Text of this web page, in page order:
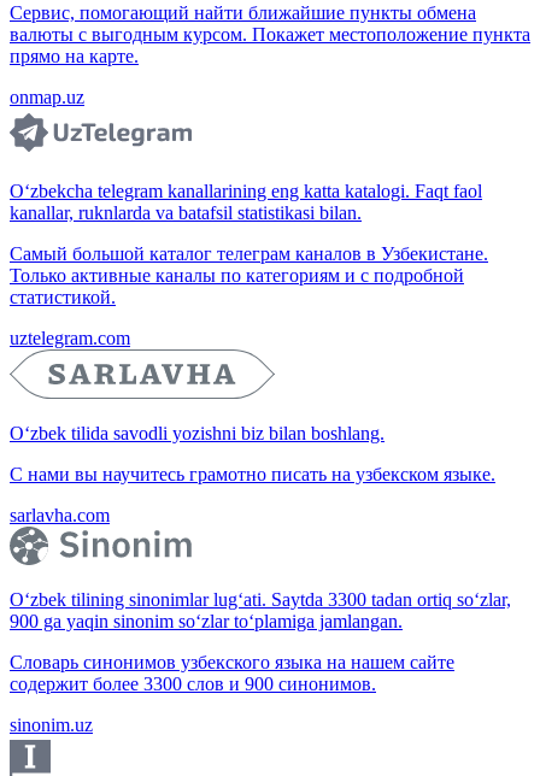
Сервис, помогающий найти ближайшие пункты обмена
валюты с выгодным курсом. Покажет местоположение пункта
прямо на карте.
onmap.uz
O‘zbekcha telegram kanallarining eng katta katalogi. Faqt faol
kanallar, ruknlarda va batafsil statistikasi bilan.
Самый большой каталог телеграм каналов в Узбекистане.
Только активные каналы по категориям и с подробной
статистикой.
uztelegram.com
O‘zbek tilida savodli yozishni biz bilan boshlang.
С нами вы научитесь грамотно писать на узбекском языке.
sarlavha.com
O‘zbek tilining sinonimlar lug‘ati. Saytda 3300 tadan ortiq so‘zlar,
900 ga yaqin sinonim so‘zlar to‘plamiga jamlangan.
Словарь синонимов узбекского языка на нашем сайте
содержит более 3300 слов и 900 синонимов.
sinonim.uz